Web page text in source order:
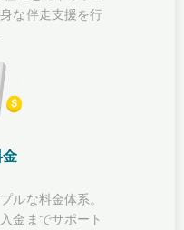
な伴走支援を行
金
ルな料金体系。
金までサポート